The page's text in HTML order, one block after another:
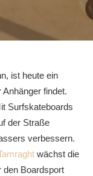
ist heute ein
findet.
Surfskateboards
der Straße
verbessern.
wächst die
den Boardsport